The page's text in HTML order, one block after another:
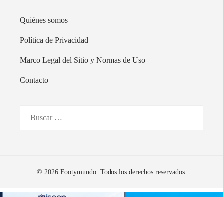
Quiénes somos
Política de Privacidad
Marco Legal del Sitio y Normas de Uso
Contacto
© 2026 Footymundo. Todos los derechos reservados.